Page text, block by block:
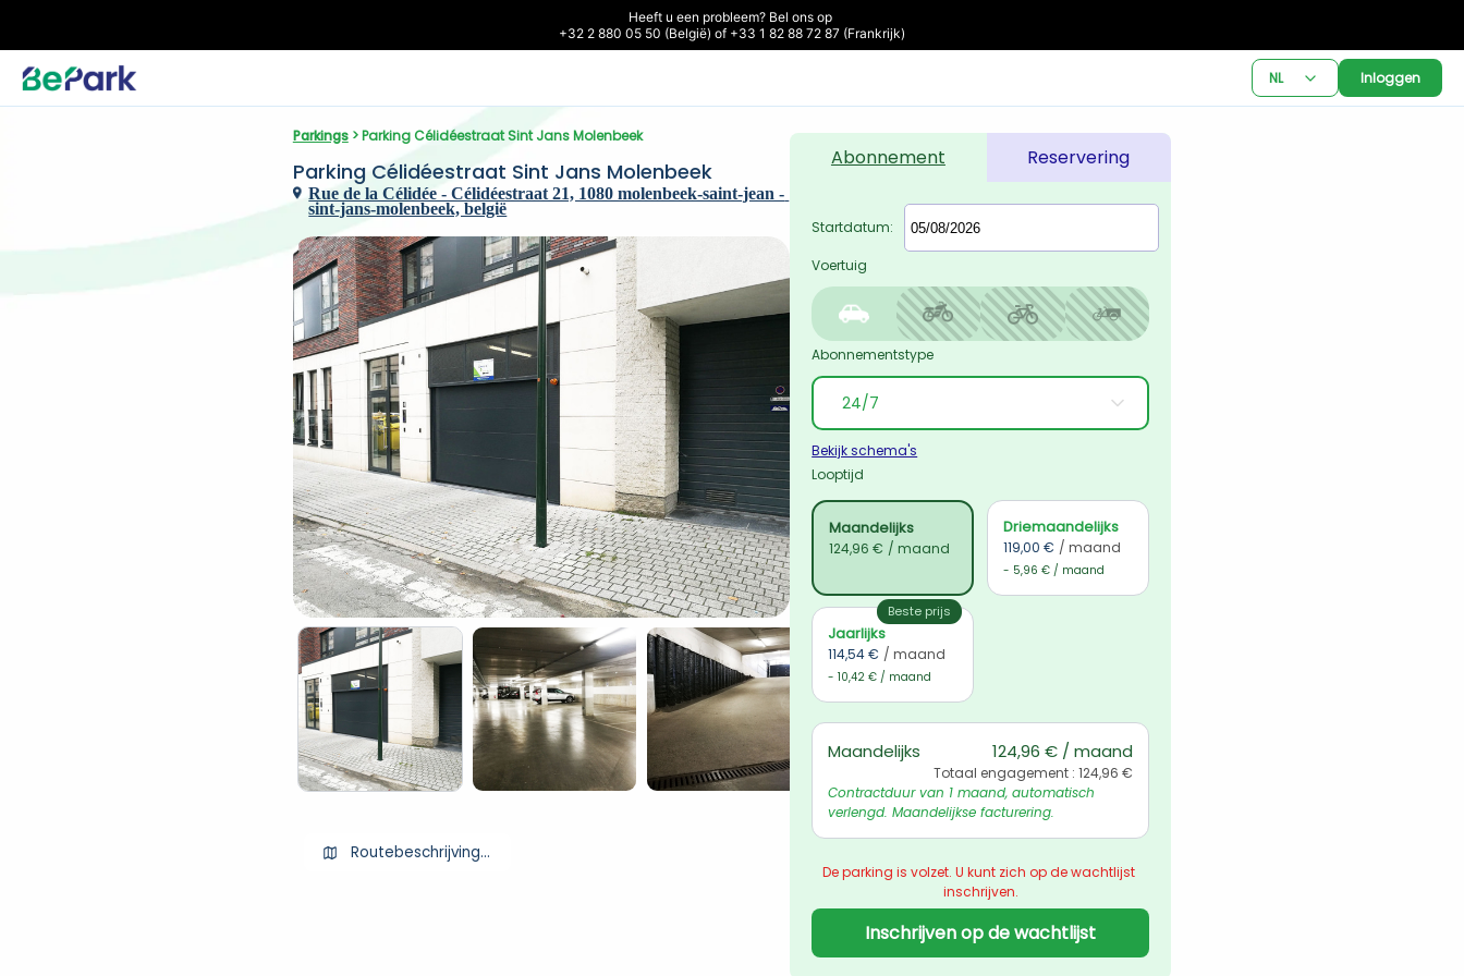
Heeft u een probleem? Bel ons op
+32 2 880 05 50 (België) of +33 1 82 88 72 87 (Frankrijk)
NL Inloggen
Parkings > Parking Célidéestraat Sint Jans Molenbeek
Parking Célidéestraat Sint Jans Molenbeek
Rue de la Célidée - Célidéestraat 21, 1080 molenbeek-saint-jean -
sint-jans-molenbeek, belgië
Routebeschrijving ophalen
Abonnement Reservering
Startdatum:
Voertuig
Abonnementstype
Bekijk schema's
Looptijd
Maandelijks
124,96 € / maand
Driemaandelijks
119,00 € / maand
- 5,96 € / maand
Beste prijs
Jaarlijks
114,54 € / maand
- 10,42 € / maand
Maandelijks 124,96 € / maand
Totaal engagement : 124,96 €
Contractduur van 1 maand, automatisch
verlengd. Maandelijkse facturering.
De parking is volzet. U kunt zich op de wachtlijst
inschrijven.
Inschrijven op de wachtlijst